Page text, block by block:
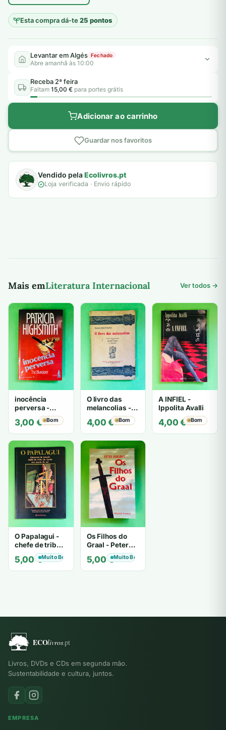
Esta compra dá-te25 pontos
Levantar em Algés Fechado
Abre amanhã às 10:00
Receba 2ª feira
Faltam 15,00 € para portes grátis
Adicionar ao carrinho
Guardar nos favoritos
Vendido pelaEcolivros.pt
Loja verificada · Envio rápido
Mais emLiteratura Internacional Ver todos →
inocência
perversa -
PATRICIA
HIGHSMITH
3,00 € Bom
O livro das
melancolias -
Mantegazza
4,00€ Bom
A INFIEL -
Ippolita Avalli
4,00€ Bom
O Papalagui -
chefe de tribo
de tiavéa
5,00€Muito Bom
Os Filhos do
Graal - Peter
Berling
5,00€Muito Bom
Livros, DVDs e CDs em segunda mão.
Sustentabilidade e cultura, juntos.
EMPRESA